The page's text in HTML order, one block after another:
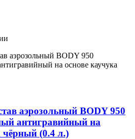
аэрозольный BODY 950
антигравийный на
чёрный (0.4 л.)